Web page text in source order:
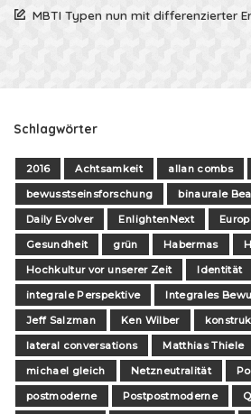
MBTI Typen nun mit differenzierter
Schlagwörter
2016 Achtsamkeit allan combs
bewusstseinsforschung
binaurale
Daily Evolver
EnlightenNext
Gesundheit
grün Habermas
Hochkultur vor unserer Zeit
Identität
integrale Perspektive
Integrales
Jeff Salzman
Ken Wilber
lateral conversations
Matthias Thiele
michael gleich
Netzneutralität
postmoderne
Postpostmoderne